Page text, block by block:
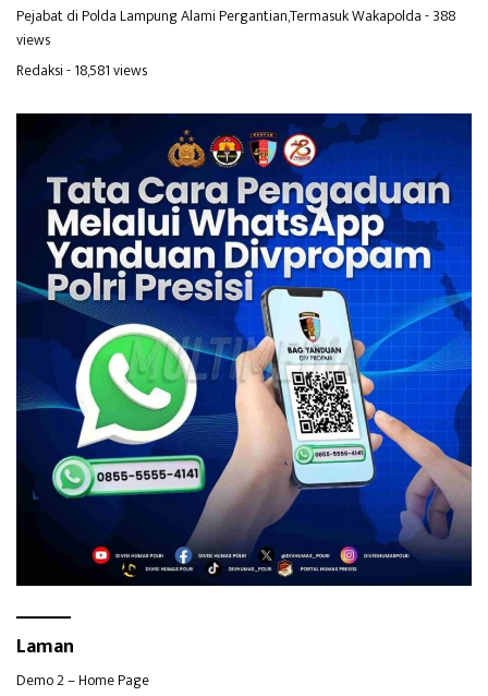
Pejabat di Polda Lampung Alami Pergantian,Termasuk Wakapolda- 388
views
Redaksi- 18,581 views
Laman
Demo 2 – Home Page